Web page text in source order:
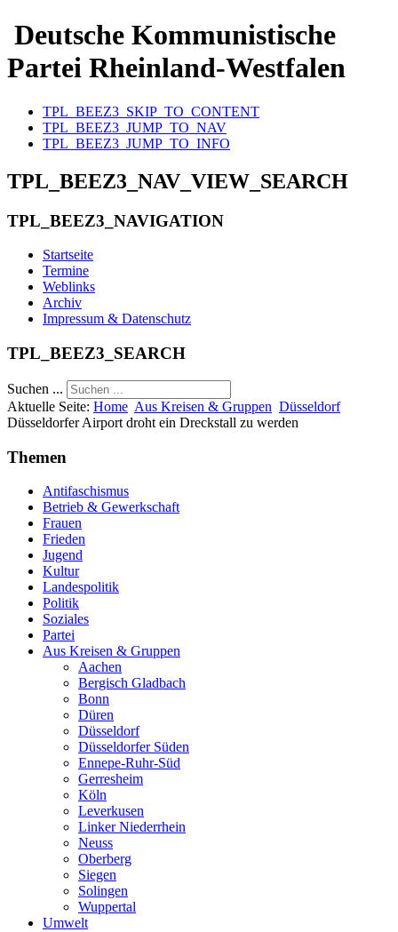
Deutsche Kommunistische
Partei Rheinland-Westfalen
TPL_BEEZ3_SKIP_TO_CONTENT
TPL_BEEZ3_JUMP_TO_NAV
TPL_BEEZ3_JUMP_TO_INFO
TPL_BEEZ3_NAV_VIEW_SEARCH
TPL_BEEZ3_NAVIGATION
Startseite
Termine
Weblinks
Archiv
Impressum & Datenschutz
TPL_BEEZ3_SEARCH
Suchen ...
Aktuelle Seite: Home Aus Kreisen & Gruppen Düsseldorf
Düsseldorfer Airport droht ein Dreckstall zu werden
Themen
Antifaschismus
Betrieb & Gewerkschaft
Frauen
Frieden
Jugend
Kultur
Landespolitik
Politik
Soziales
Partei
Aus Kreisen & Gruppen
Aachen
Bergisch Gladbach
Bonn
Düren
Düsseldorf
Düsseldorfer Süden
Ennepe-Ruhr-Süd
Gerresheim
Köln
Leverkusen
Linker Niederrhein
Neuss
Oberberg
Siegen
Solingen
Wuppertal
Umwelt